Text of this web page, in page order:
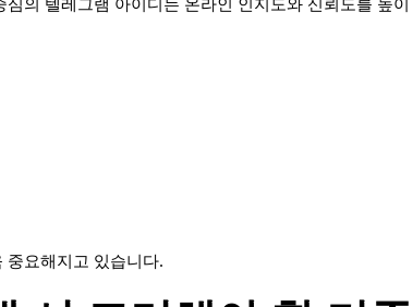
중요해지고 있습니다.